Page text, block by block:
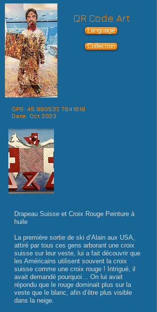
QR Code Art
Language
Collection
GPS: 45.980537, 7.641618
Date: Oct 2023
Drapeau Suisse et Croix Rouge Peinture à
huile
La première sortie de ski d’Alain aux USA,
attiré par tous ces gens arborant une croix
suisse sur leur veste, lui a fait découvrir que
les Américains utilisent souvent la croix
suisse comme une croix rouge ! Intrigué, il
avait demandé pourquoi… On lui avait
répondu que le rouge dominait plus sur la
veste que le blanc, afin d’être plus visible
dans la neige.